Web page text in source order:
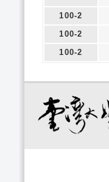
100-2
100-2
100-2